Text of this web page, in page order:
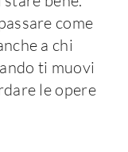
come
a chi
ti muovi
le opere